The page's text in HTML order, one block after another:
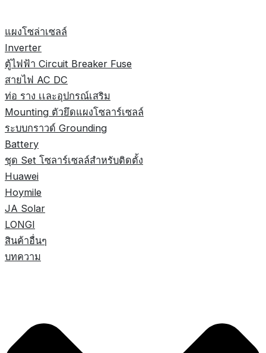
แผงโซล่าเซลล์
Inverter
ตู้ไฟฟ้า Circuit Breaker Fuse
สายไฟ AC DC
ท่อ ราง เเละอุปกรณ์เสริม
Mounting ตัวยึดแผงโซลาร์เซลล์
ระบบกราวด์ Grounding
Battery
ชุด Set โซลาร์เซลล์สำหรับติดตั้ง
Huawei
Hoymile
JA Solar
LONGI
สินค้าอื่นๆ
บทความ